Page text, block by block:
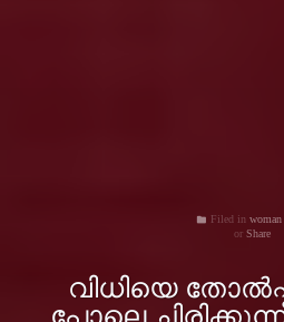
folder Filed in woman
Share
വിധിയെ
പോലെ